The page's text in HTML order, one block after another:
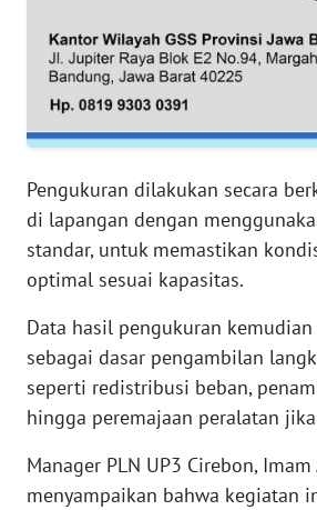
Pengukuran dilakukan secara
di lapangan dengan
standar, untuk memastikan
optimal sesuai kapasitas.
Data hasil pengukuran
sebagai dasar pengambilan
seperti redistribusi beban,
hingga peremajaan peralatan
Manager PLN UP3 Cirebon,
menyampaikan bahwa kegiatan
WN
SERAMBI
WN
JAMBI
WN
SULTRA
WN
WN
SULTENG
SULBAR